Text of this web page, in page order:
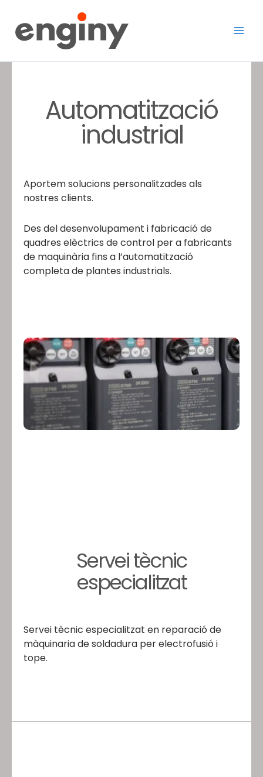
contingut
Automatització
industrial
Aportem solucions personalitzades als
nostres clients.
Des del desenvolupament i fabricació de
quadres elèctrics de control per a fabricants
de maquinària fins a l’automatització
completa de plantes industrials.
Servei tècnic
especialitzat
Servei tècnic especialitzat en reparació de
màquinaria de soldadura per electrofusió i
tope.